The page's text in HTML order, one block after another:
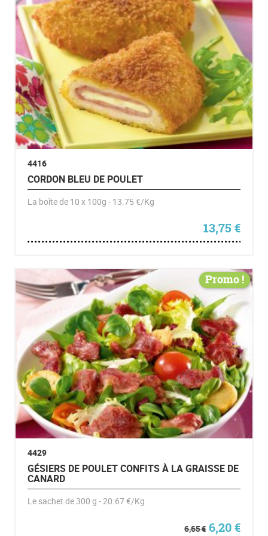
4416
CORDON BLEU DE POULET
La boîte de 10 x 100g - 13.75 €/Kg
13,75€
Promo !
4429
GÉSIERS DE POULET CONFITS À LA GRAISSE DE
CANARD
Le sachet de 300 g - 20.67 €/Kg
6,65€ Le prix
6,20€Le